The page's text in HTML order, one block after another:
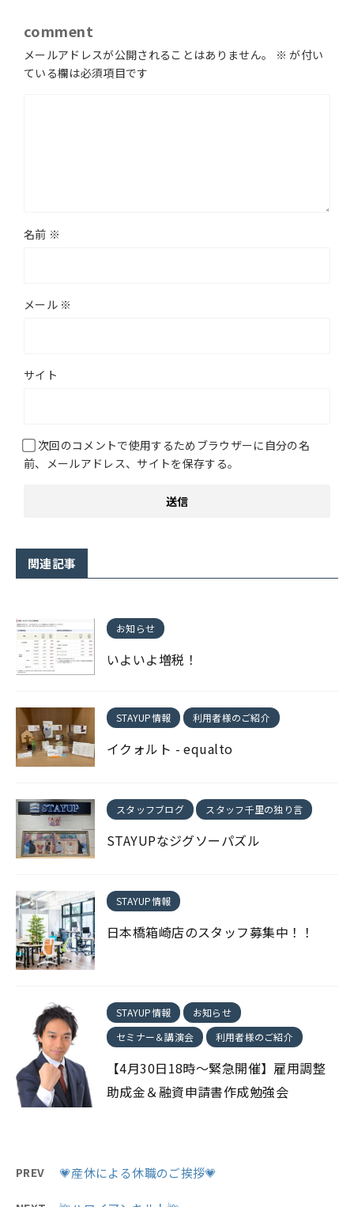
comment
メールアドレスが公開されることはありません。 ※ が付い
ている欄は必須項目です
名前 ※
メール ※
サイト
次回のコメントで使用するためブラウザーに自分の名
前、メールアドレス、サイトを保存する。
関連記事
お知らせ
いよいよ増税！
STAYUP情報 利用者様のご紹介
イクォルト - equalto
スタッフブログ スタッフ千里の独り言
STAYUPなジグソーパズル
STAYUP情報
日本橋箱崎店のスタッフ募集中！！
STAYUP情報
お知らせ
セミナー＆講演会
利用者様のご紹介
【4月30日18時～緊急開催】雇用調整
助成金＆融資申請書作成勉強会
PREV 💗産休による休職のご挨拶💗